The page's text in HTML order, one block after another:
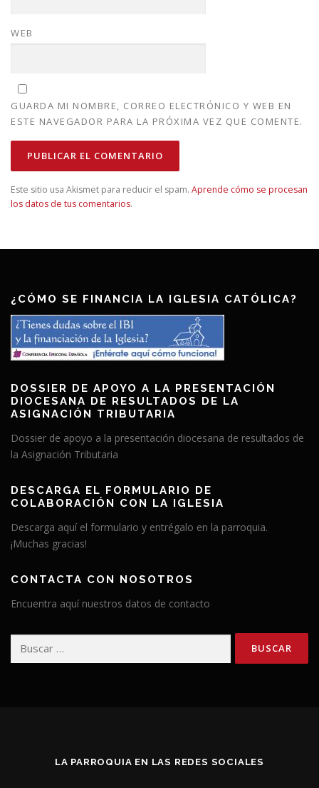
WEB
GUARDA MI NOMBRE, CORREO ELECTRÓNICO Y WEB EN
ESTE NAVEGADOR PARA LA PRÓXIMA VEZ QUE COMENTE.
Este sitio usa Akismet para reducir el spam. Aprende cómo se procesan
los datos de tus comentarios.
¿CÓMO SE FINANCIA LA IGLESIA CATÓLICA?
DOSSIER DE APOYO A LA PRESENTACIÓN
DIOCESANA DE RESULTADOS DE LA
ASIGNACIÓN TRIBUTARIA
Dossier de apoyo a la presentación diocesana de resultados de
la Asignación Tributaria
DESCARGA EL FORMULARIO DE
COLABORACIÓN CON LA IGLESIA
Descarga aquí el formulario y entrégalo en la parroquia.
¡Muchas gracias!
CONTACTA CON NOSOTROS
Encuentra aquí nuestros datos de contacto
LA PARROQUIA EN LAS REDES SOCIALES